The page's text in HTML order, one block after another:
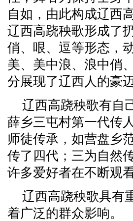
自如，由此构成辽西
辽西高跷秧歌形成了
俏、哏、逗等形态，
美、美中浪、浪中俏
分展现了辽西人的豪
辽西高跷秧歌有自
薛乡三屯村第一代传
师徒传承，如营盘乡
传了四代；三为自然
许多爱好者在不断观
辽西高跷秧歌具有
着广泛的群众影响。